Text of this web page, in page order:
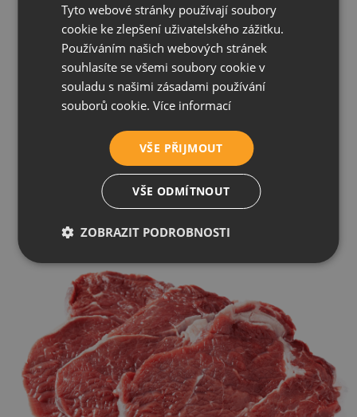
Sušené maso
(Masová moučka, dehydratovaný protein)
V RawBarku NEnajdete!
Tyto webové stránky používají soubory
cookie ke zlepšení uživatelského zážitku.
Používáním našich webových stránek
souhlasíte se všemi soubory cookie v
souladu s našimi zásadami používání
souborů cookie.Více informací
VŠE PŘIJMOUT
VŠE ODMÍTNOUT
ZOBRAZIT PODROBNOSTI